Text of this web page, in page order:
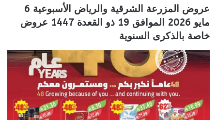
عروض المزرعة الشرقية والرياض الأسبوعية 6
مايو 2026 الموافق 19 ذو القعدة 1447 عروض
خاصة بالذكرى السنوية